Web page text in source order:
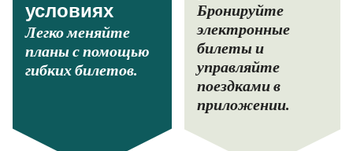
условиях
Легко меняйте
планы с помощью
гибких билетов.
Бронируйте
электронные
билеты и
управляйте
поездками в
приложении.